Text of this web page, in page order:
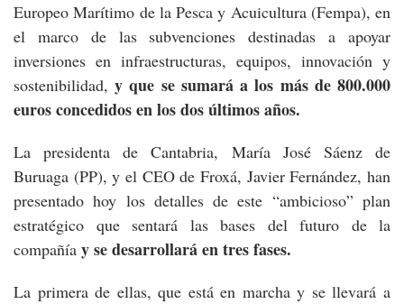
Europeo Marítimo de la Pesca y Acuicultura (Fempa), en
el marco de las subvenciones destinadas a apoyar
inversiones en infraestructuras, equipos, innovación y
sostenibilidad,y que se sumará a los más de 800.000
euros concedidos en los dos últimos años.
La presidenta de Cantabria, María José Sáenz de
Buruaga (PP), y el CEO de Froxá, Javier Fernández, han
presentado hoy los detalles de este “ambicioso” plan
estratégico que sentará las bases del futuro de la
compañía y se desarrollará en tres fases.
La primera de ellas, que está en marcha y se llevará a